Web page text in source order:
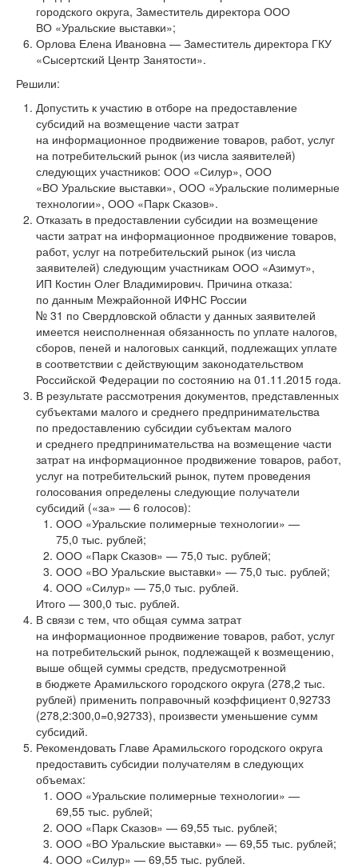
городского округа, Заместитель директора ООО
ВО «Уральские выставки»;
Орлова Елена Ивановна — Заместитель директора ГКУ
«Сысертский Центр Занятости».
Решили:
Допустить к участию в отборе на предоставление
субсидий на возмещение части затрат
на информационное продвижение товаров, работ, услуг
на потребительский рынок (из числа заявителей)
следующих участников: ООО «Силур», ООО
«ВО Уральские выставки», ООО «Уральские полимерные
технологии», ООО «Парк Сказов».
Отказать в предоставлении субсидии на возмещение
части затрат на информационное продвижение товаров,
работ, услуг на потребительский рынок (из числа
заявителей) следующим участникам ООО «Азимут»,
ИП Костин Олег Владимирович. Причина отказа:
по данным Межрайонной ИФНС России
№ 31 по Свердловской области у данных заявителей
имеется неисполненная обязанность по уплате налогов,
сборов, пеней и налоговых санкций, подлежащих уплате
в соответствии с действующим законодательством
Российской Федерации по состоянию на 01.11.2015 года.
В результате рассмотрения документов, представленных
субъектами малого и среднего предпринимательства
по предоставлению субсидии субъектам малого
и среднего предпринимательства на возмещение части
затрат на информационное продвижение товаров, работ,
услуг на потребительский рынок, путем проведения
голосования определены следующие получатели
субсидий («за» — 6 голосов):
ООО «Уральские полимерные технологии» —
75,0 тыс. рублей;
ООО «Парк Сказов» — 75,0 тыс. рублей;
ООО «ВО Уральские выставки» — 75,0 тыс. рублей;
ООО «Силур» — 75,0 тыс. рублей.
Итого — 300,0 тыс. рублей.
В связи с тем, что общая сумма затрат
на информационное продвижение товаров, работ, услуг
на потребительский рынок, подлежащей к возмещению,
выше общей суммы средств, предусмотренной
в бюджете Арамильского городского округа (278,2 тыс.
рублей) применить поправочный коэффициент 0,92733
(278,2:300,0=0,92733), произвести уменьшение сумм
субсидий.
Рекомендовать Главе Арамильского городского округа
предоставить субсидии получателям в следующих
объемах:
ООО «Уральские полимерные технологии» —
69,55 тыс. рублей;
ООО «Парк Сказов» — 69,55 тыс. рублей;
ООО «ВО Уральские выставки» — 69,55 тыс. рублей;
ООО «Силур» — 69,55 тыс. рублей.